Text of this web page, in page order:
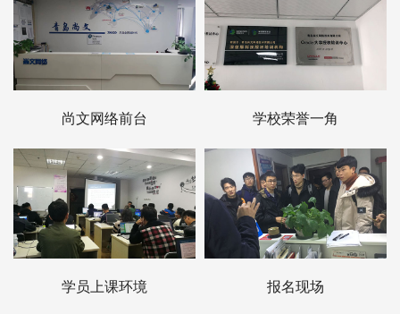
尚文网络前台 学校荣誉一角
学员上课环境 报名现场